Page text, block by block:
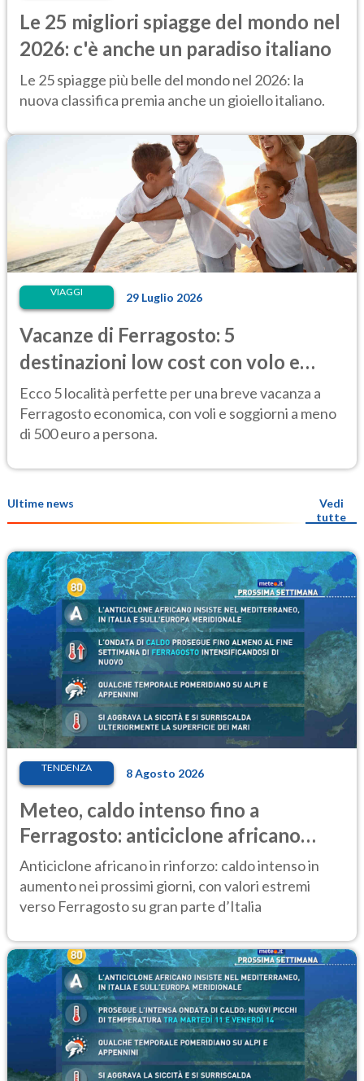
Le 25 migliori spiagge del mondo nel
2026: c'è anche un paradiso italiano
Le 25 spiagge più belle del mondo nel 2026: la
nuova classifica premia anche un gioiello italiano.
VIAGGI 29 Luglio 2026
Vacanze di Ferragosto: 5
destinazioni low cost con volo e
hotel sotto i 500 euro
Ecco 5 località perfette per una breve vacanza a
Ferragosto economica, con voli e soggiorni a meno
di 500 euro a persona.
Ultime news
Vedi
tutte
TENDENZA 8 Agosto 2026
Meteo, caldo intenso fino a
Ferragosto: anticiclone africano
ancora protagonista
Anticiclone africano in rinforzo: caldo intenso in
aumento nei prossimi giorni, con valori estremi
verso Ferragosto su gran parte d’Italia